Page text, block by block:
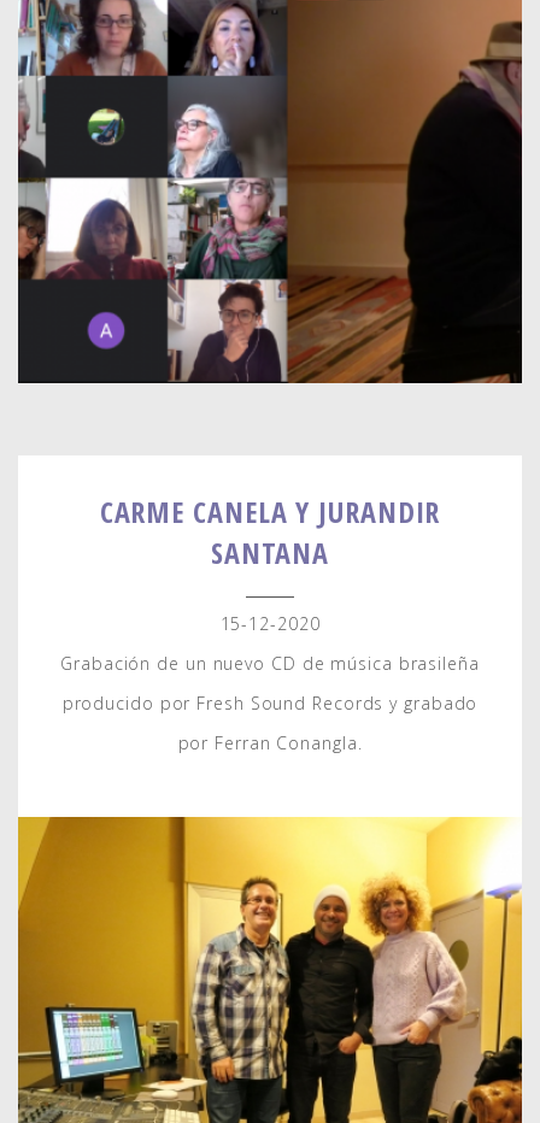
CARME CANELA Y JURANDIR
SANTANA
15-12-2020
Grabación de un nuevo CD de música brasileña
producido por Fresh Sound Records y grabado
por Ferran Conangla.